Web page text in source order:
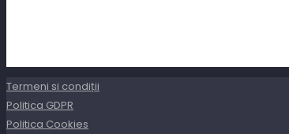
Termeni și condiții
Politica GDPR
Politica Cookies